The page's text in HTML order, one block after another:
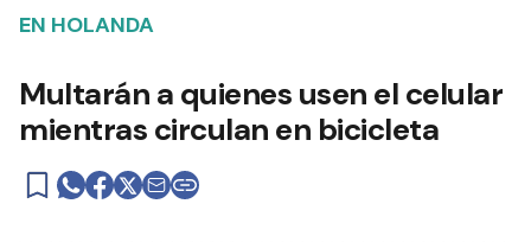
EN HOLANDA
Multarán a quienes usen el celular
mientras circulan en bicicleta